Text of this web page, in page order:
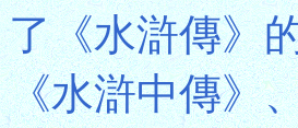
了《水滸傳》
《水滸中傳》